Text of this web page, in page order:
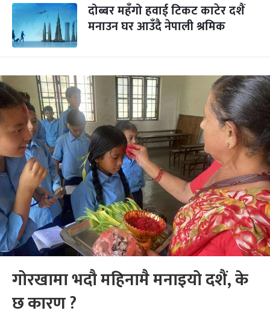
दोब्बर महँगो हवाई टिकट काटेर दशैं
मनाउन घर आउँदै नेपाली श्रमिक
गोरखामा भदौ महिनामै मनाइयो दशैं, के
छ कारण ?